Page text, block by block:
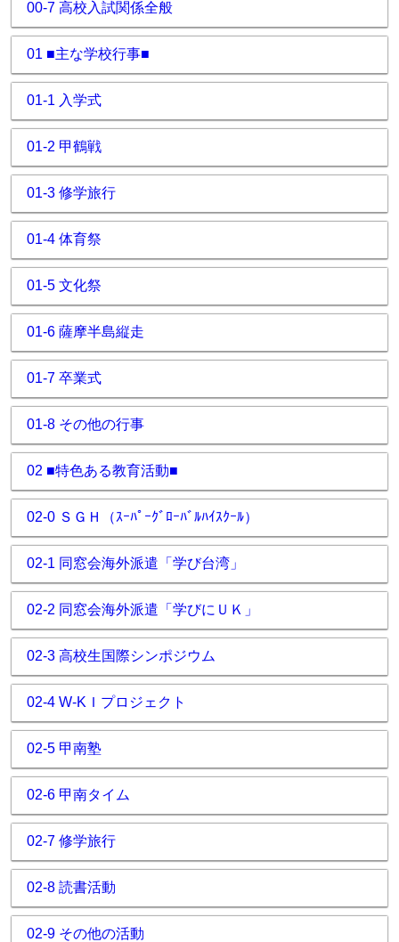
00-7 高校入試関係全般
01 ■主な学校行事■
01-1 入学式
01-2 甲鶴戦
01-3 修学旅行
01-4 体育祭
01-5 文化祭
01-6 薩摩半島縦走
01-7 卒業式
01-8 その他の行事
02 ■特色ある教育活動■
02-0 ＳＧＨ（ｽｰﾊﾟｰｸﾞﾛｰﾊﾞﾙﾊｲｽｸｰﾙ）
02-1 同窓会海外派遣「学び台湾」
02-2 同窓会海外派遣「学びにＵＫ」
02-3 高校生国際シンポジウム
02-4 W-KＩプロジェクト
02-5 甲南塾
02-6 甲南タイム
02-7 修学旅行
02-8 読書活動
02-9 その他の活動